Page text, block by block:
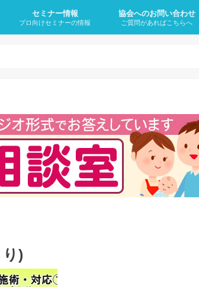
セミナー情報
プロ向けセミナーの情報
協会へのお問い合わせ
ご質問があればこちらへ
)